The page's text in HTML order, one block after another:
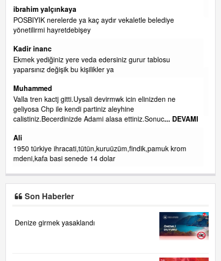
ne
... DEVAMI
krom
senin ereyliye katkın çok oldu daha da olacaktır
ibrahim yalçınkaya
döke kaldırımlar ana yoldan aşağıda kaldı bi yağmurda
dükkanları su basacak ma... DEVAMI
ibrahim yalçınkaya
kemer mezarlık altı CİĞİRLİK deniz kenarına giden
gelin EREĞLİ BELEDİYESİ o boruları zamanında tüm
de RUHİ CÖBEKOĞLU... DEVAMI
ekmek fabrikası kent lokantası diyoruz ağacum yaz
konserleri diyor
Son Haberler
Denize girmek yasaklandı